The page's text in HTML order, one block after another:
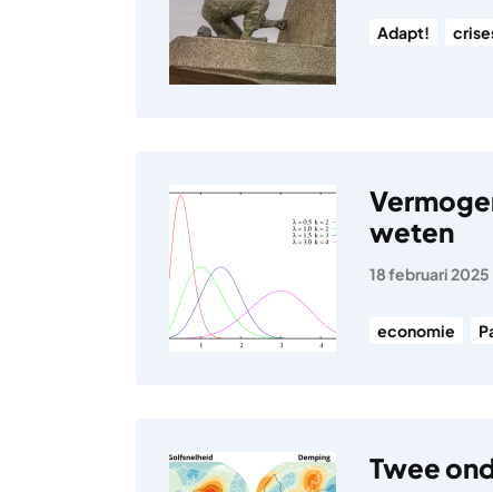
Adapt!
weten
18 februari 2025
economie
Twee